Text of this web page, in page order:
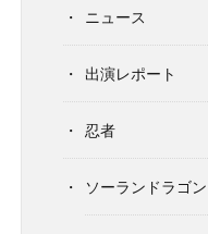
ニュース
出演レポート
忍者
ソーランドラゴン